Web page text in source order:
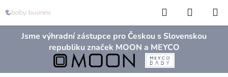
na
obsah
Jsme výhradní zástupce pro Českou s Slovenskou
republiku značek MOON a MEYCO
Hledat
KOŠÍK